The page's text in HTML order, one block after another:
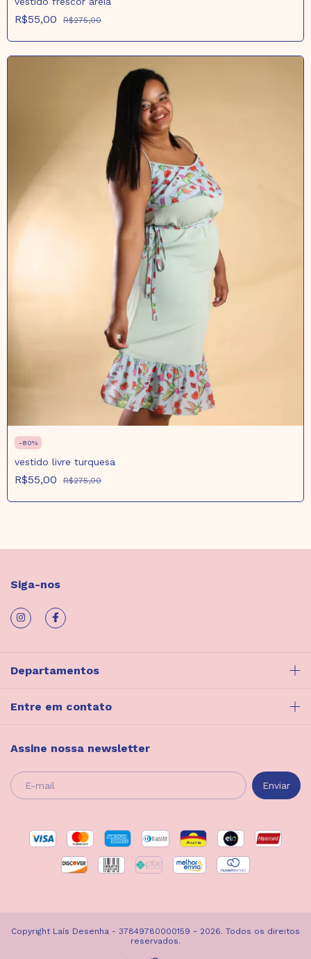
R$55,00 R$275,00
-80%
vestido livre turquesa
R$55,00 R$275,00
Siga-nos
Departamentos
Entre em contato
Assine nossa newsletter
Copyright Laís Desenha - 37849780000159 - 2026. Todos os direitos
reservados.